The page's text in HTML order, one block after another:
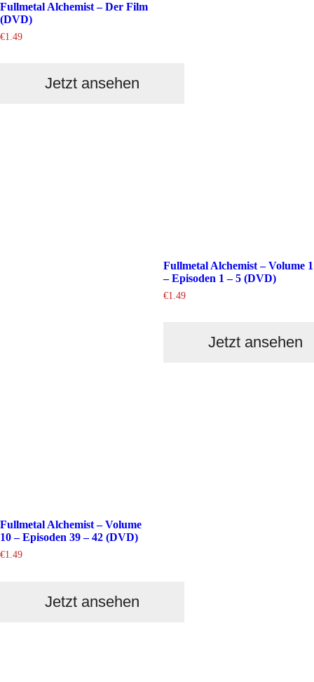
Fullmetal Alchemist – Der Film
(DVD)
€1.49
Jetzt ansehen
Fullmetal Alchemist – Volume 1
– Episoden 1 – 5 (DVD)
€1.49
Jetzt ansehen
Fullmetal Alchemist – Volume
10 – Episoden 39 – 42 (DVD)
€1.49
Jetzt ansehen